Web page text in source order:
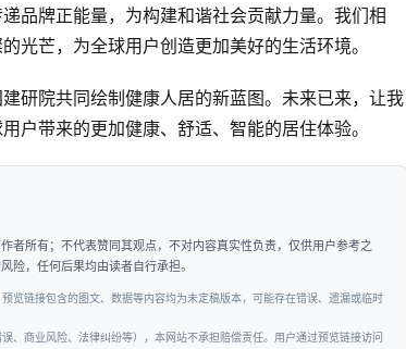
品牌正能量，为构建和谐社会贡献力量。我们相
光芒，为全球用户创造更加美好的生活环境。
研院共同绘制健康人居的新蓝图。未来已来，让我
户带来的更加健康、舒适、智能的居住体验。
者所有；不代表赞同其观点，不对内容真实性负责，仅供用户参考之
险，任何后果均由读者自行承担。
览链接包含的图文、数据等内容均为未定稿版本，可能存在错误、遗漏或临时
、商业风险、法律纠纷等），本网站不承担赔偿责任。用户通过预览链接访问